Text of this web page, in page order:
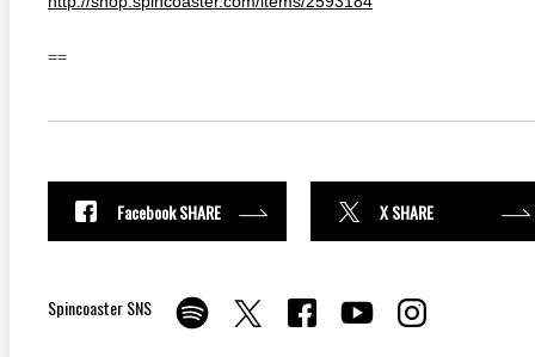
==
Facebook SHARE X SHARE
Spincoaster SNS